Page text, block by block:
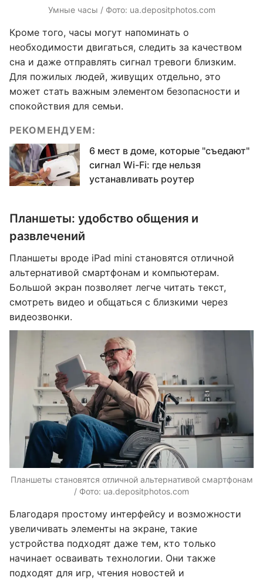
Умные часы / Фото: ua.depositphotos.com
Кроме того, часы могут напоминать о
необходимости двигаться, следить за качеством
сна и даже отправлять сигнал тревоги близким.
Для пожилых людей, живущих отдельно, это
может стать важным элементом безопасности и
спокойствия для семьи.
РЕКОМЕНДУЕМ:
6 мест в доме, которые "съедают"
сигнал Wi-Fi: где нельзя
устанавливать роутер
Планшеты: удобство общения и
развлечений
Планшеты вроде iPad mini становятся отличной
альтернативой смартфонам и компьютерам.
Большой экран позволяет легче читать текст,
смотреть видео и общаться с близкими через
видеозвонки.
Планшеты становятся отличной альтернативой смартфонам
/ Фото: ua.depositphotos.com
Благодаря простому интерфейсу и возможности
увеличивать элементы на экране, такие
устройства подходят даже тем, кто только
начинает осваивать технологии. Они также
подходят для игр, чтения новостей и